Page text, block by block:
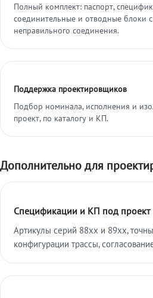
Полный комплект: паспорт,
соединительные и отводные блоки
неправильного соединения.
Поддержка проектировщиков
Подбор номинала, исполнения и
проект, по каталогу и КП.
Дополнительно для
Спецификации и КП под проект
Артикулы серий 88xx и 89xx,
конфигурации трассы,